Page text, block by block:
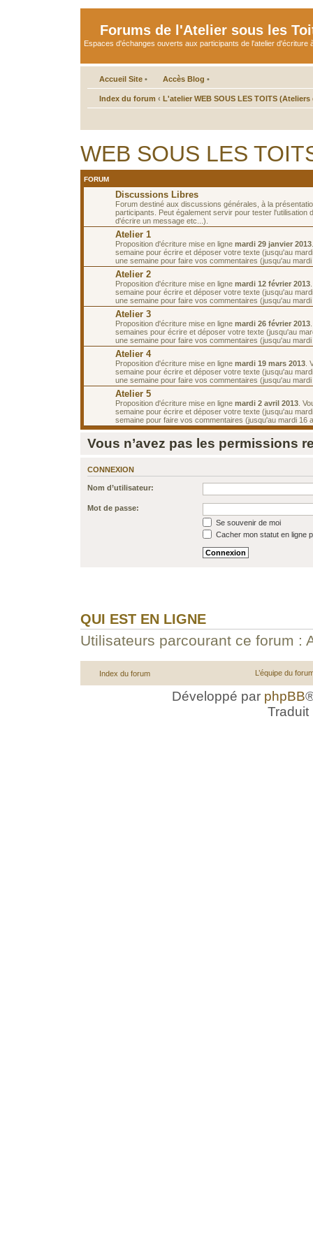
Forums de l'Atelier sous les
Espaces d'échanges ouverts aux participants de l'atelier d'écriture
Accueil Site • Accès Blog •
Index du forum ‹ L'atelier WEB SOUS LES TOITS
WEB SOUS LES
FORUM
Discussions Libres
Forum destiné aux discussions générales, à la
participants. Peut également servir pour tester l'utilisation
d'écrire un message etc...).
Atelier 1
Proposition d'écriture mise en ligne mardi 29 janvier 2013
semaine pour écrire et déposer votre texte (jusqu'au
une semaine pour faire vos commentaires (jusqu'au
Atelier 2
Proposition d'écriture mise en ligne mardi 12 février 2013
semaine pour écrire et déposer votre texte (jusqu'au
une semaine pour faire vos commentaires (jusqu'au
Atelier 3
Proposition d'écriture mise en ligne mardi 26 février 2013
semaines pour écrire et déposer votre texte (jusqu'au
une semaine pour faire vos commentaires (jusqu'au
Atelier 4
Proposition d'écriture mise en ligne mardi 19 mars 2013 .
semaine pour écrire et déposer votre texte (jusqu'au
une semaine pour faire vos commentaires (jusqu'au
Atelier 5
Proposition d'écriture mise en ligne mardi 2 avril 2013 .
semaine pour écrire et déposer votre texte (jusqu'au
semaine pour faire vos commentaires (jusqu'au mardi 16
Vous n’avez pas les permissions
CONNEXION
Nom d’utilisateur:
Mot de passe:
Se souvenir de moi
Cacher mon statut en ligne
QUI EST EN LIGNE
Utilisateurs parcourant ce forum :
Index du forum L’équipe du
Développé par phpBB